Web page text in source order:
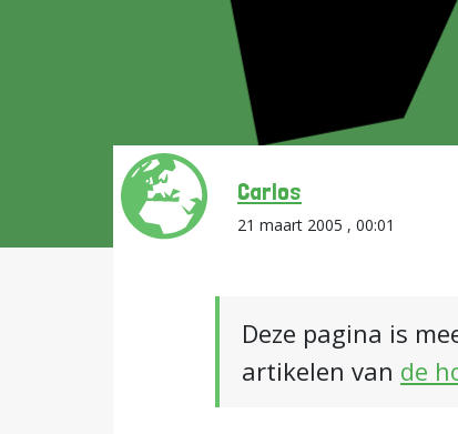
Carlos
21 maart 2005 , 00:01
Deze pagina is
artikelen van de